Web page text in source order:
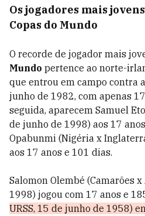
Os jogadores mais
Copas do Mundo
O recorde de jogador mais
Mundo pertence ao norte-
que entrou em campo contra
junho de 1982, com apenas
seguida, aparecem Samuel
de junho de 1998) aos 17
Opabunmi (Nigéria x
aos 17 anos e 101 dias.
Salomon Olembé (Camarões
1998) jogou com 17 anos e
URSS, 15 de junho de 1958)